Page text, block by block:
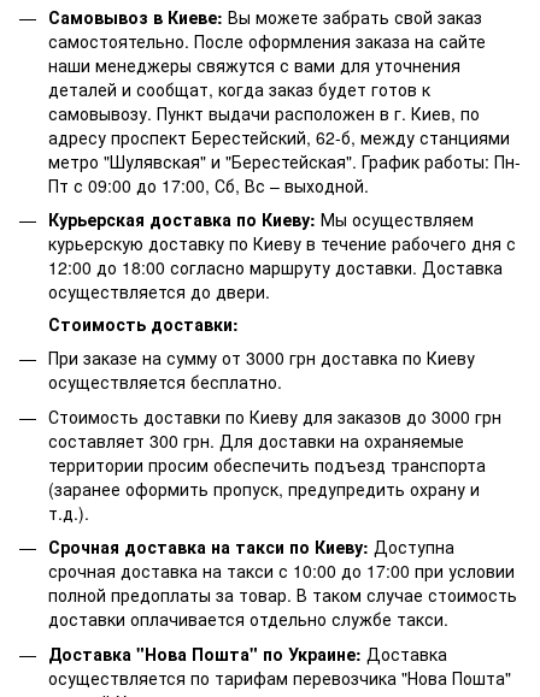
Самовывоз в Киеве: Вы можете забрать свой заказ
самостоятельно. После оформления заказа на сайте
наши менеджеры свяжутся с вами для уточнения
деталей и сообщат, когда заказ будет готов к
самовывозу. Пункт выдачи расположен в г. Киев, по
адресу проспект Берестейский, 62-б, между станциями
метро "Шулявская" и "Берестейская". График работы: Пн-
Пт с 09:00 до 17:00, Сб, Вс – выходной.
Курьерская доставка по Киеву: Мы осуществляем
курьерскую доставку по Киеву в течение рабочего дня с
12:00 до 18:00 согласно маршруту доставки. Доставка
осуществляется до двери.
Стоимость доставки:
При заказе на сумму от 3000 грн доставка по Киеву
осуществляется бесплатно.
Стоимость доставки по Киеву для заказов до 3000 грн
составляет 300 грн. Для доставки на охраняемые
территории просим обеспечить подъезд транспорта
(заранее оформить пропуск, предупредить охрану и
т.д.).
Срочная доставка на такси по Киеву: Доступна
срочная доставка на такси с 10:00 до 17:00 при условии
полной предоплаты за товар. В таком случае стоимость
доставки оплачивается отдельно службе такси.
Доставка "Нова Пошта" по Украине: Доставка
осуществляется по тарифам перевозчика "Нова Пошта"